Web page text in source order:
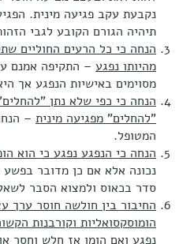
נקבעת עקב פגיעה מינית.
תיהיה הגורם הקובע לגבי
הנחה כי כל הרעים החוליים
מהיותו נפגע – התקיפה אמנם
מסוימים באישיות הנפגע אך
הנחה כי כפי שלא נתן
"להחלים" מפגיעה מינית –
המטופל.
הנחה כי הנפגע נפגע כי הוא
נכונה אלא אם כן מדובר
סדר בכאוס ולמצוא הסבר
החיבור בין חולשה חוסר ערך
הומוסקסואליות וקורבנות
נפגע ואם הומו אז חלש וחסר